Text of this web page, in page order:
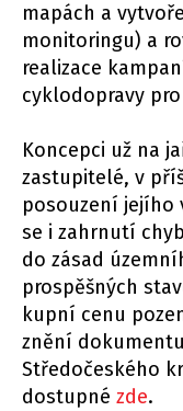
mapách a
monitoringu) a
realizace
cyklodopravy
Koncepci už na
zastupitelé, v
posouzení jejího
se i zahrnutí
do zásad
prospěšných
kupní cenu
znění
Středočeského
dostupné zde.